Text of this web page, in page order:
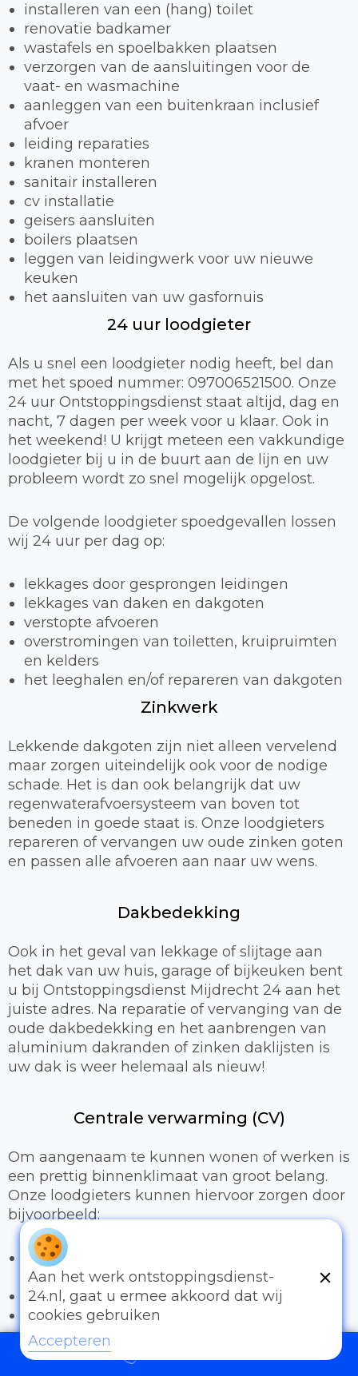
installeren van een (hang) toilet
renovatie badkamer
wastafels en spoelbakken plaatsen
verzorgen van de aansluitingen voor de
vaat- en wasmachine
aanleggen van een buitenkraan inclusief
afvoer
leiding reparaties
kranen monteren
sanitair installeren
cv installatie
geisers aansluiten
boilers plaatsen
leggen van leidingwerk voor uw nieuwe
keuken
het aansluiten van uw gasfornuis
24 uur loodgieter
Als u snel een loodgieter nodig heeft, bel dan
met het spoed nummer: 097006521500. Onze
24 uur Ontstoppingsdienst staat altijd, dag en
nacht, 7 dagen per week voor u klaar. Ook in
het weekend! U krijgt meteen een vakkundige
loodgieter bij u in de buurt aan de lijn en uw
probleem wordt zo snel mogelijk opgelost.
De volgende loodgieter spoedgevallen lossen
wij 24 uur per dag op:
lekkages door gesprongen leidingen
lekkages van daken en dakgoten
verstopte afvoeren
overstromingen van toiletten, kruipruimten
en kelders
het leeghalen en/of repareren van dakgoten
Zinkwerk
Lekkende dakgoten zijn niet alleen vervelend
maar zorgen uiteindelijk ook voor de nodige
schade. Het is dan ook belangrijk dat uw
regenwaterafvoersysteem van boven tot
beneden in goede staat is. Onze loodgieters
repareren of vervangen uw oude zinken goten
en passen alle afvoeren aan naar uw wens.
Dakbedekking
Ook in het geval van lekkage of slijtage aan
het dak van uw huis, garage of bijkeuken bent
u bij Ontstoppingsdienst Mijdrecht 24 aan het
juiste adres. Na reparatie of vervanging van de
oude dakbedekking en het aanbrengen van
aluminium dakranden of zinken daklijsten is
uw dak is weer helemaal als nieuw!
Centrale verwarming (CV)
Om aangenaam te kunnen wonen of werken is
een prettig binnenklimaat van groot belang.
Onze loodgieters kunnen hiervoor zorgen door
bijvoorbeeld:
Het uitbreiden of compleet installeren van
een cv-installatie
Vervangen van radiatoren/radiatorkranen
Vloerverwarming
Aan het werk ontstoppingsdienst-
24.nl, gaat u ermee akkoord dat wij
cookies gebruiken
Accepteren